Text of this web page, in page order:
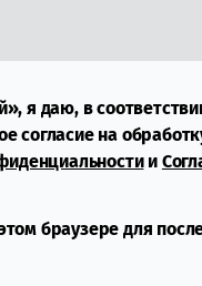
я даю, в
согласие на
и
браузере для